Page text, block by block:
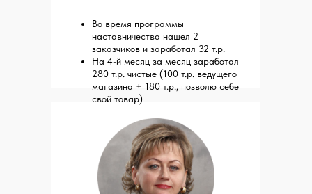
Во время программы
наставничества нашел 2
заказчиков и заработал 32 т.р.
На 4-й месяц за месяц заработал
280 т.р. чистые (100 т.р. ведущего
магазина + 180 т.р., позволю себе
свой товар)